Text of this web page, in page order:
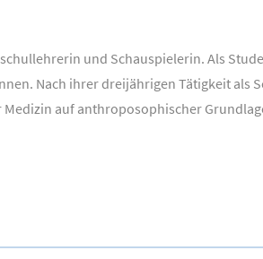
und Schauspielerin. Als
Nach ihrer dreijährigen Tätigkeit als
auf anthroposophischer